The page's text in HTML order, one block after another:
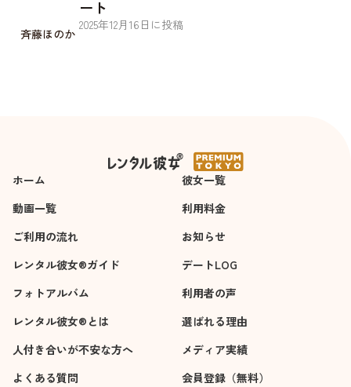
斉藤ほのか
ート
2025年12月 16 日に投稿
ホーム
彼女一覧
動画一覧
利用料金
ご利用の流れ
お知らせ
レンタル彼女®ガイド
デートLOG
フォトアルバム
利用者の声
レンタル彼女®とは
選ばれる理由
人付き合いが不安な方へ
メディア実績
よくある質問
会員登録（無料）